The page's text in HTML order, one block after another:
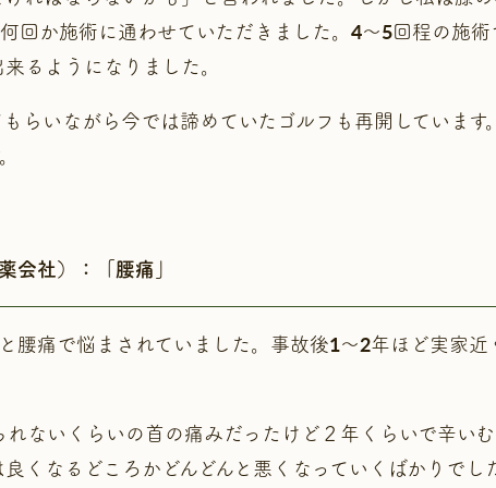
回か施術に通わせていただきました。4～5回程の施
るようになりました。
らいながら今では諦めていたゴルフも再開していま
会社）：「腰痛」
腰痛で悩まされていました。事故後1～2年ほど実家
ないくらいの首の痛みだったけど２年くらいで辛い
くなるどころかどんどんと悪くなっていくばかりで